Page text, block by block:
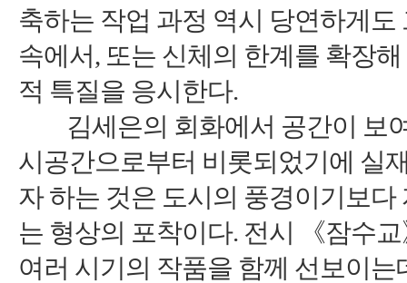
축하는 작업 과정 역시 당연하게
속에서, 또는 신체의 한계를 확장
적 특질을 응시한다.
김세은의 회화에서 공간이 보
시공간으로부터 비롯되었기에 실
자 하는 것은 도시의 풍경이기보
는 형상의 포착이다. 전시 《잠수
여러 시기의 작품을 함께 선보이는